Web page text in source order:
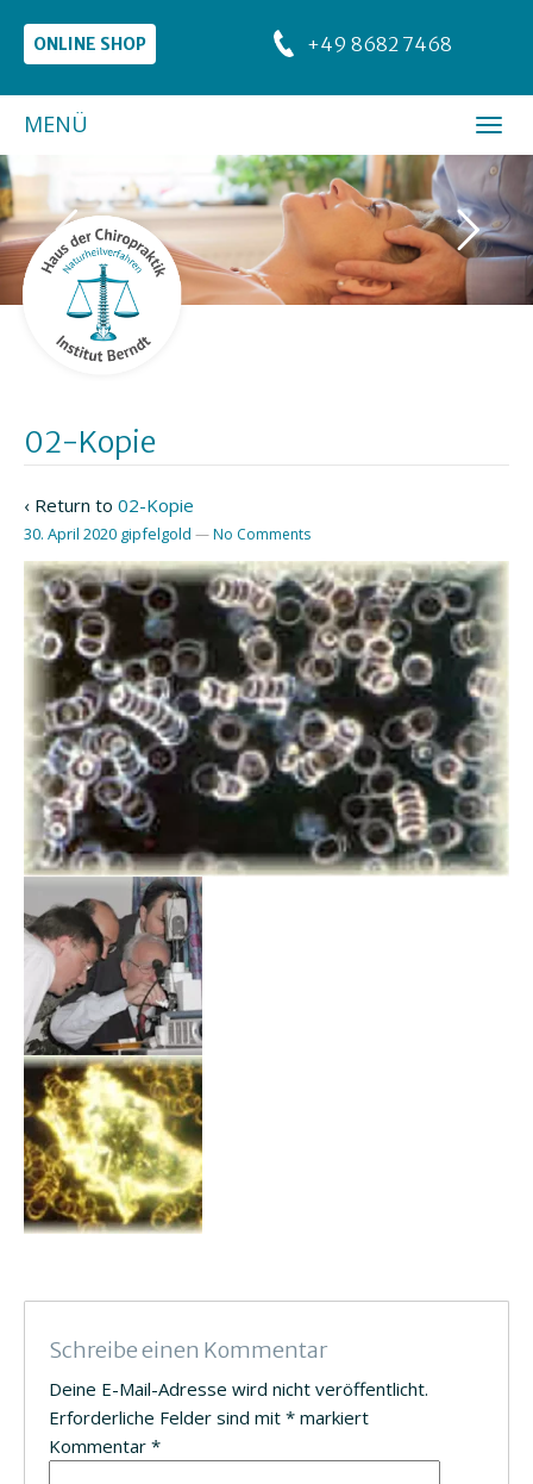
ONLINE SHOP +49 8682 7468
MENÜ
02-Kopie
‹ Return to 02-Kopie
30. April 2020 gipfelgold —No Comments
Schreibe einen Kommentar
Deine E-Mail-Adresse wird nicht veröffentlicht.
Erforderliche Felder sind mit * markiert
Kommentar *